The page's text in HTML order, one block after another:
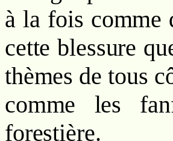
à la fois comme
cette blessure
thèmes de tous
comme les
forestière.